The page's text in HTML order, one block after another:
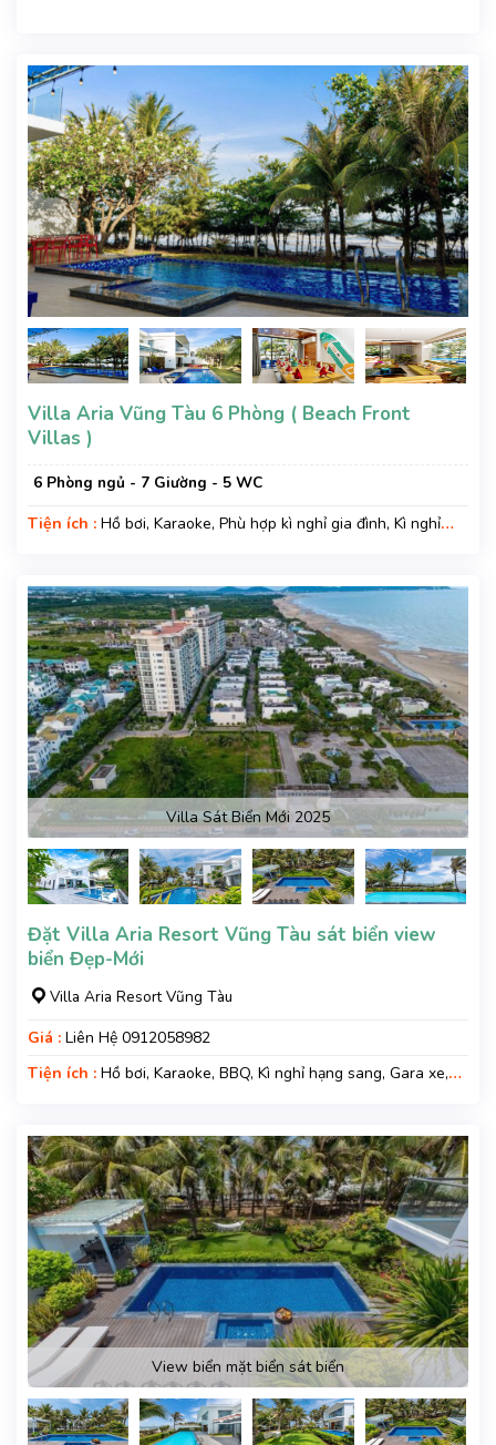
Villa Aria Vũng Tàu 6 Phòng ( Beach Front
Villas )
6 Phòng ngủ - 7 Giường - 5 WC
Tiện ích : Hồ bơi, Karaoke, Phù hợp kì nghỉ gia đình, Kì nghỉ
Villa Sát Biển Mới 2025
Đặt Villa Aria Resort Vũng Tàu sát biển view
biển Đẹp-Mới
Villa Aria Resort Vũng Tàu
Giá : Liên Hệ 0912058982
Tiện ích : Hồ bơi, Karaoke, BBQ, Kì nghỉ hạng sang, Gara xe,
View biển mặt biển sát biển